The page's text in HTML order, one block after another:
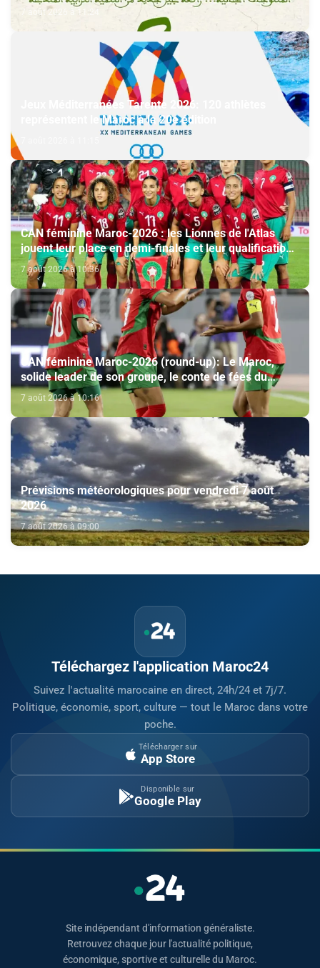
7 août 2026 à 11:24
Jeux Méditerranées Tarente 2026: 120 athlètes
représentent le Maroc à la 20e édition
CAN féminine Maroc-2026 : les Lionnes de l'Atlas
jouent leur place en demi-finales et leur qualification
au Mondial-2027
7 août 2026 à 10:36
CAN féminine Maroc-2026 (round-up): Le Maroc,
solide leader de son groupe, le conte de fées du
Malawi se poursuit
7 août 2026 à 10:16
Prévisions météorologiques pour vendredi 7 août
2026
7 août 2026 à 09:00
Téléchargez l'application Maroc24
Suivez l'actualité marocaine en direct, 24h/24 et 7j/7.
Politique, économie, sport, culture — tout le Maroc dans votre
poche.
Télécharger sur
App Store
Disponible sur
Google Play
Site indépendant d'information généraliste.
Retrouvez chaque jour l'actualité politique,
économique, sportive et culturelle du Maroc.